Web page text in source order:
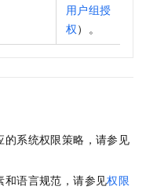
用户组授
权）。
的系统权限策略，请参见
和语言规范，请参见权限